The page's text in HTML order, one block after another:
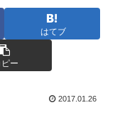
はてブ
ピー
2017.01.26